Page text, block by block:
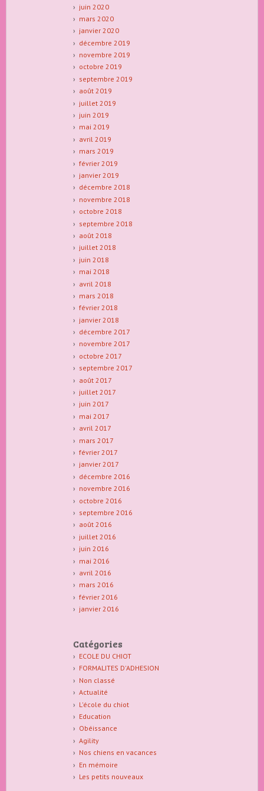
juin 2020
mars 2020
janvier 2020
décembre 2019
novembre 2019
octobre 2019
septembre 2019
août 2019
juillet 2019
juin 2019
mai 2019
avril 2019
mars 2019
février 2019
janvier 2019
décembre 2018
novembre 2018
octobre 2018
septembre 2018
août 2018
juillet 2018
juin 2018
mai 2018
avril 2018
mars 2018
février 2018
janvier 2018
décembre 2017
novembre 2017
octobre 2017
septembre 2017
août 2017
juillet 2017
juin 2017
mai 2017
avril 2017
mars 2017
février 2017
janvier 2017
décembre 2016
novembre 2016
octobre 2016
septembre 2016
août 2016
juillet 2016
juin 2016
mai 2016
avril 2016
mars 2016
février 2016
janvier 2016
Catégories
ECOLE DU CHIOT
FORMALITES D'ADHESION
Non classé
Actualité
L'école du chiot
Education
Obéissance
Agility
Nos chiens en vacances
En mémoire
Les petits nouveaux